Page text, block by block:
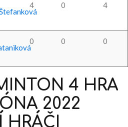
4 0 4
0 0 0
4 HRA
2022
HRÁČI